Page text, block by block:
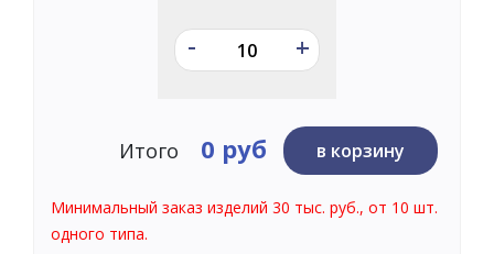
- +
Итого 0 руб в корзину
Минимальный заказ изделий 30 тыс. руб., от 10 шт.
одного типа.